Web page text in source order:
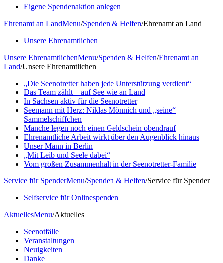
Eigene Spendenaktion anlegen
Ehrenamt an LandMenu/Spenden & Helfen/Ehrenamt an Land
Unsere Ehrenamtlichen
Unsere EhrenamtlichenMenu/Spenden & Helfen/Ehrenamt an
Land/Unsere Ehrenamtlichen
„Die Seenotretter haben jede Unterstützung verdient“
Das Team zählt – auf See wie an Land
In Sachsen aktiv für die Seenotretter
Seemann mit Herz: Niklas Mönnich und „seine“
Sammelschiffchen
Manche legen noch einen Geldschein obendrauf
Ehrenamtliche Arbeit wirkt über den Augenblick hinaus
Unser Mann in Berlin
„Mit Leib und Seele dabei“
Vom großen Zusammenhalt in der Seenotretter-Familie
Service für SpenderMenu/Spenden & Helfen/Service für Spender
Selfservice für Onlinespenden
AktuellesMenu/Aktuelles
Seenotfälle
Veranstaltungen
Neuigkeiten
Danke